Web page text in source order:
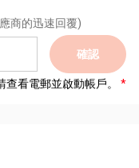
商的迅速回覆)
確認
看電郵並啟動帳戶。